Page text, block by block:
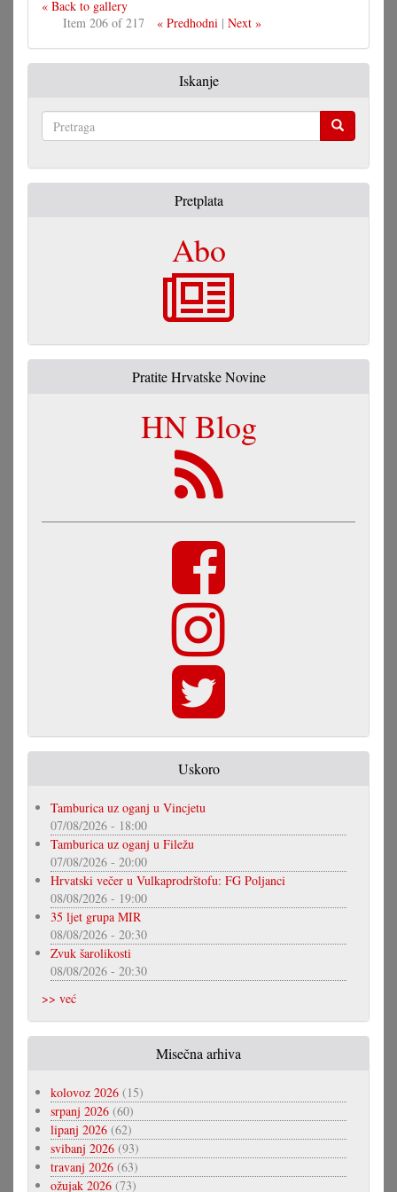
« Back to gallery
Item 206 of 217
« Predhodni| Next »
Iskanje
Pretplata
Abo
Pratite Hrvatske Novine
HN Blog
Uskoro
Tamburica uz oganj u Vincjetu
07/08/2026 - 18:00
Tamburica uz oganj u Filežu
07/08/2026 - 20:00
Hrvatski večer u Vulkaprodrštofu: FG Poljanci
08/08/2026 - 19:00
35 ljet grupa MIR
08/08/2026 - 20:30
Zvuk šarolikosti
08/08/2026 - 20:30
>> već
Misečna arhiva
kolovoz 2026 (15)
srpanj 2026 (60)
lipanj 2026 (62)
svibanj 2026 (93)
travanj 2026 (63)
ožujak 2026 (73)